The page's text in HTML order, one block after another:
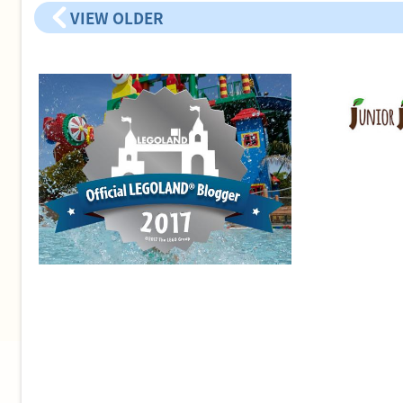
VIEW OLDER